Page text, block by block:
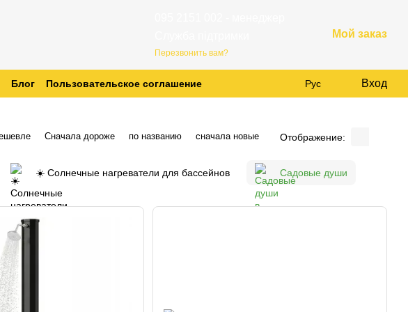
Перезвонить вам?
Мой заказ
Блог
Пользовательское соглашение
Рус Вход
Сначала дороже по названию сначала новые Отображение:
☀️ Солнечные нагреватели для бассейнов Садовые души